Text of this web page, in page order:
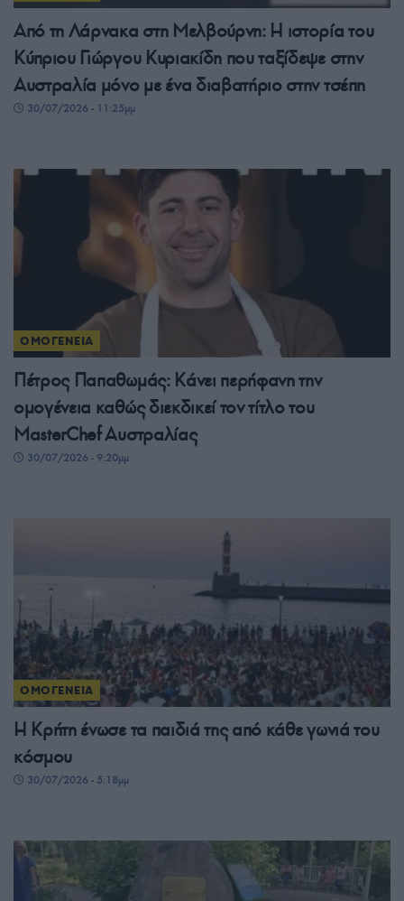
Από τη Λάρνακα στη Μελβούρνη: Η ιστορία του
Κύπριου Γιώργου Κυριακίδη που ταξίδεψε στην
Αυστραλία μόνο με ένα διαβατήριο στην τσέπη
30/07/2026 - 11:25μμ
ΟΜΟΓΕΝΕΙΑ
Πέτρος Παπαθωμάς: Κάνει περήφανη την
ομογένεια καθώς διεκδικεί τον τίτλο του
MasterChef Αυστραλίας
30/07/2026 - 9:20μμ
ΟΜΟΓΕΝΕΙΑ
Η Κρήτη ένωσε τα παιδιά της από κάθε γωνιά του
κόσμου
30/07/2026 - 5:18μμ